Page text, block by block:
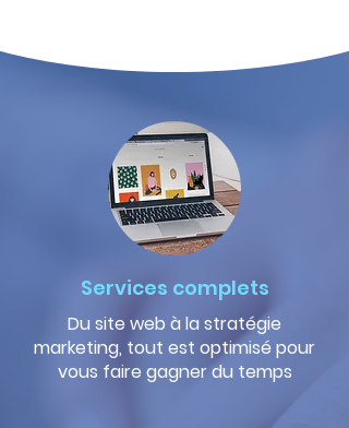
Services complets
Du site web à la stratégie
marketing, tout est optimisé pour
vous faire gagner du temps